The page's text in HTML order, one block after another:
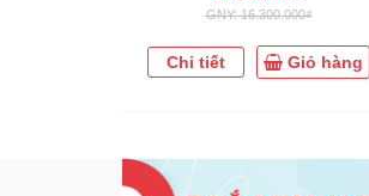
GNY: 16.300.000₫
Chi tiết Giỏ hàng